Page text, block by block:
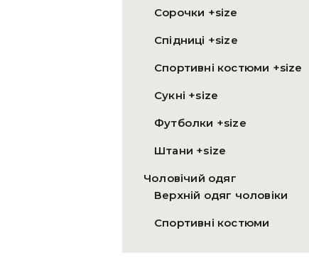
Сорочки +size
Спідниці +size
Спортивні костюми +size
Сукні +size
Футболки +size
Штани +size
Чоловічий одяг
Верхній одяг чоловіки
Спортивні костюми